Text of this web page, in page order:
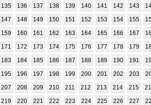
135
136 137 138 139 140 141 142 143
147
148 149 150 151 152 153 154 155
159
160 161 162 163 164 165 166 167
171
172 173 174 175 176 177 178 179
183
184 185 186 187 188 189 190 191
195
196 197 198 199 200 201 202 203
207
208 209 210 211 212 213 214 215
219
220 221 222 223 224 225 226 227